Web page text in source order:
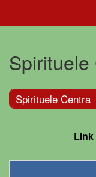
Spirituele Centra
Link